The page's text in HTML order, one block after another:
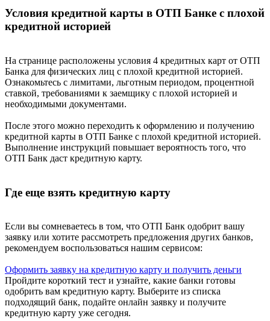
Условия кредитной карты в ОТП Банке с плохой
кредитной историей
На странице расположены условия 4 кредитных карт от ОТП
Банка для физических лиц с плохой кредитной историей.
Ознакомьтесь с лимитами, льготным периодом, процентной
ставкой, требованиями к заемщику с плохой историей и
необходимыми документами.
После этого можно переходить к оформлению и получению
кредитной карты в ОТП Банке с плохой кредитной историей.
Выполнение инструкций повышает вероятность того, что
ОТП Банк даст кредитную карту.
Где еще взять кредитную карту
Если вы сомневаетесь в том, что ОТП Банк одобрит вашу
заявку или хотите рассмотреть предложения других банков,
рекомендуем воспользоваться нашим сервисом:
Оформить заявку на кредитную карту и получить деньги
Пройдите короткий тест и узнайте, какие банки готовы
одобрить вам кредитную карту. Выберите из списка
подходящий банк, подайте онлайн заявку и получите
кредитную карту уже сегодня.